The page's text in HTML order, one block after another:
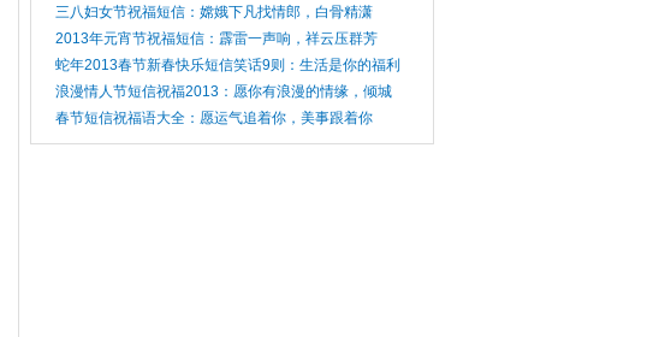
三八妇女节祝福短信：嫦娥下凡找情郎，白骨精潇
2013年元宵节祝福短信：霹雷一声响，祥云压群芳
蛇年2013春节新春快乐短信笑话9则：生活是你的福利
浪漫情人节短信祝福2013：愿你有浪漫的情缘，倾城
春节短信祝福语大全：愿运气追着你，美事跟着你